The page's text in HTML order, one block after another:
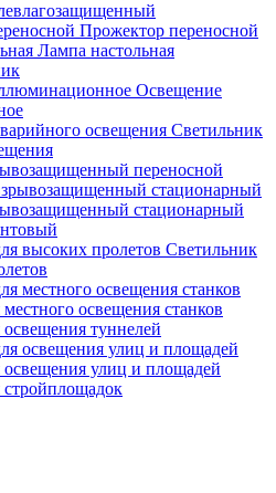
Прожектор переносной
Лампа настольная
Освещение
Светильник
переносной
стационарный
Светильник
освещения станков
туннелей
освещения улиц и площадей